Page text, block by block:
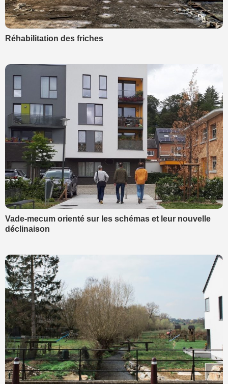
Réhabilitation des friches
Vade-mecum orienté sur les schémas et leur nouvelle
déclinaison